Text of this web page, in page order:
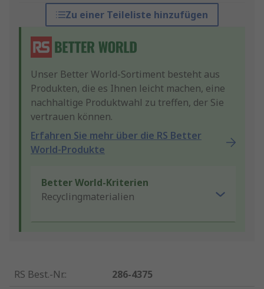
Zu einer Teileliste hinzufügen
Unser Better World-Sortiment besteht aus
Produkten, die es Ihnen leicht machen, eine
nachhaltige Produktwahl zu treffen, der Sie
vertrauen können.
Erfahren Sie mehr über die RS Better
World-Produkte
Better World-Kriterien
Recyclingmaterialien
RS Best.-Nr.:
286-4375